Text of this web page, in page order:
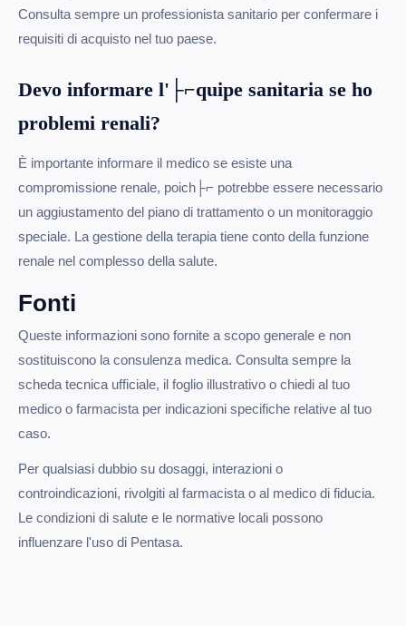
Consulta sempre un professionista sanitario per confermare i
requisiti di acquisto nel tuo paese.
Devo informare l'├⌐quipe sanitaria se ho
problemi renali?
È importante informare il medico se esiste una
compromissione renale, poich├⌐ potrebbe essere necessario
un aggiustamento del piano di trattamento o un monitoraggio
speciale. La gestione della terapia tiene conto della funzione
renale nel complesso della salute.
Fonti
Queste informazioni sono fornite a scopo generale e non
sostituiscono la consulenza medica. Consulta sempre la
scheda tecnica ufficiale, il foglio illustrativo o chiedi al tuo
medico o farmacista per indicazioni specifiche relative al tuo
caso.
Per qualsiasi dubbio su dosaggi, interazioni o
controindicazioni, rivolgiti al farmacista o al medico di fiducia.
Le condizioni di salute e le normative locali possono
influenzare l'uso di Pentasa.